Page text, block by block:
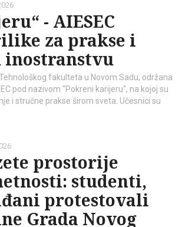
- AIESEC
za prakse i
fakulteta u Novom Sadu, održana
pod nazivom "Pokreni karijeru", na kojoj su
i stručne prakse širom sveta. Učesnici su
prostorije
studenti,
protestovali
Grada Novog